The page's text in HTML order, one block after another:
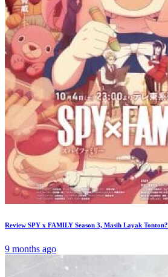
Review SPY x FAMILY Season 3, Masih Layak Tonton?
9 months ago